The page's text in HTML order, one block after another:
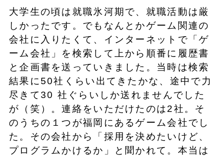
大学生の頃は就職氷河期で、就職活動は厳
しかったです。でもなんとかゲーム関連の
会社に入りたくて、インターネットで「ゲ
ーム会社」を検索して上から順番に履歴書
と企画書を送っていきました。当時は検索
結果に50社くらい出てきたかな、途中で力
尽きて30 社ぐらいしか送れませんでした
が（笑）。連絡をいただけたのは2社。そ
のうちの１つが福岡にあるゲーム会社でし
た。その会社から「採用を決めたいけど、
プログラムかけるか」と聞かれて。本当は